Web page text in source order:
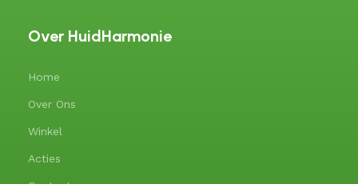
Over HuidHarmonie
Home
Over Ons
Winkel
Acties